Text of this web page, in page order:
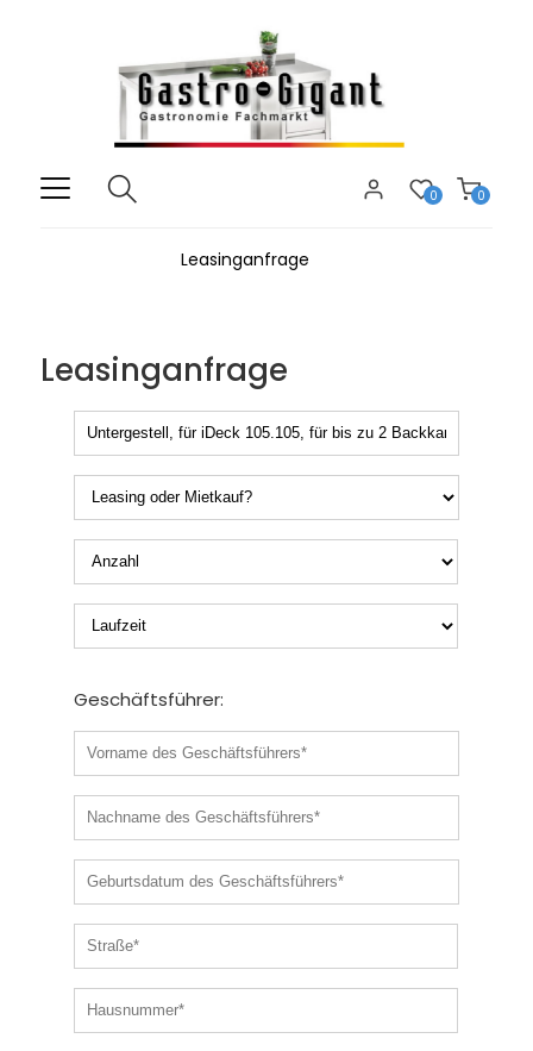
0
0
Leasinganfrage
Leasinganfrage
Geschäftsführer: